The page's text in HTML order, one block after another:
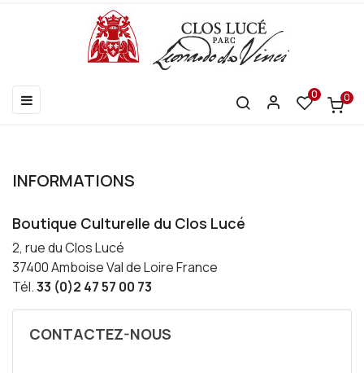
Basculer
la
☰ 0 0
INFORMATIONS
Boutique Culturelle du Clos Lucé
2, rue du Clos Lucé
37400 Amboise Val de Loire France
Tél.33 (0)2 47 57 00 73
CONTACTEZ-NOUS